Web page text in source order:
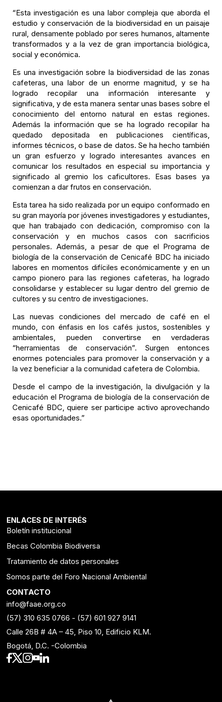
“Esta investigación es una labor compleja que aborda el
estudio y conservación de la biodiversidad en un paisaje
rural, densamente poblado por seres humanos, altamente
transformados y a la vez de gran importancia biológica,
social y económica.
Es una investigación sobre la biodiversidad de las zonas
cafeteras, una labor de un enorme magnitud, y se ha
logrado recopilar una información interesante y
significativa, y de esta manera sentar unas bases sobre el
conocimiento del entorno natural en estas regiones.
Además la información que se ha logrado recopilar ha
quedado depositada en publicaciones científicas,
informes técnicos, o base de datos. Se ha hecho también
un gran esfuerzo y logrado interesantes avances en
comunicar los resultados en especial su importancia y
significado al gremio los caficultores. Esas bases ya
comienzan a dar frutos en conservación.
Esta tarea ha sido realizada por un equipo conformado en
su gran mayoría por jóvenes investigadores y estudiantes,
que han trabajado con dedicación, compromiso con la
conservación y en muchos casos con sacrificios
personales. Además, a pesar de que el Programa de
biología de la conservación de Cenicafé BDC ha iniciado
labores en momentos difíciles económicamente y en un
campo pionero para las regiones cafeteras, ha logrado
consolidarse y establecer su lugar dentro del gremio de
cultores y su centro de investigaciones.
Las nuevas condiciones del mercado de café en el
mundo, con énfasis en los cafés justos, sostenibles y
ambientales, pueden convertirse en verdaderas
“herramientas de conservación”. Surgen entonces
enormes potenciales para promover la conservación y a
la vez beneficiar a la comunidad cafetera de Colombia.
Desde el campo de la investigación, la divulgación y la
educación el Programa de biología de la conservación de
Cenicafé BDC, quiere ser participe activo aprovechando
esas oportunidades.”
ENLACES DE INTERÉS
Boletín institucional
Becas Colombia Biodiversa
Tratamiento de datos personales
Somos parte del Foro Nacional Ambiental
CONTACTO
info@faae.org.co
(57) 310 635 0766 - (57) 601 927 9141
Calle 26B # 4A – 45, Piso 10, Edificio KLM.
Bogotá, D.C. -Colombia